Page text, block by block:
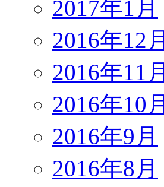
2017年1月
2016年12月
2016年11月
2016年10月
2016年9月
2016年8月